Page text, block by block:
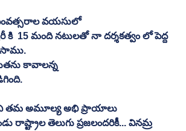
వయసులో
కి  15 మంది నటులతో నా దర్శకత్వం లో పెద్ద
కావాలన్న
తమ అమూల్య అభి ప్రాయాలు
రాష్ట్రాల తెలుగు ప్రజలందరికీ... వినమ్ర